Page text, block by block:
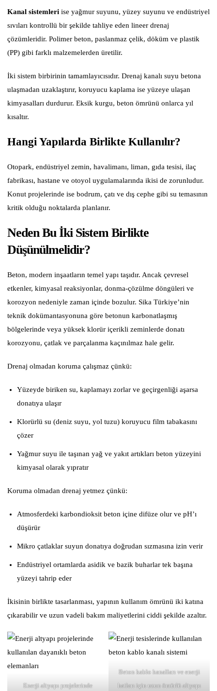
Kanal sistemleri ise yağmur suyunu, yüzey suyunu ve endüstriyel
sıvıları kontrollü bir şekilde tahliye eden lineer drenaj
çözümleridir. Polimer beton, paslanmaz çelik, döküm ve plastik
(PP) gibi farklı malzemelerden üretilir.
İki sistem birbirinin tamamlayıcısıdır. Drenaj kanalı suyu betona
ulaşmadan uzaklaştırır, koruyucu kaplama ise yüzeye ulaşan
kimyasalları durdurur. Eksik kurgu, beton ömrünü onlarca yıl
kısaltır.
Hangi Yapılarda Birlikte Kullanılır?
Otopark, endüstriyel zemin, havalimanı, liman, gıda tesisi, ilaç
fabrikası, hastane ve otoyol uygulamalarında ikisi de zorunludur.
Konut projelerinde ise bodrum, çatı ve dış cephe gibi su temasının
kritik olduğu noktalarda planlanır.
Neden Bu İki Sistem Birlikte
Düşünülmelidir?
Beton, modern inşaatların temel yapı taşıdır. Ancak çevresel
etkenler, kimyasal reaksiyonlar, donma-çözülme döngüleri ve
korozyon nedeniyle zaman içinde bozulur. Sika Türkiye’nin
teknik dokümantasyonuna göre betonun karbonatlaşmış
bölgelerinde veya yüksek klorür içerikli zeminlerde donatı
korozyonu, çatlak ve parçalanma kaçınılmaz hale gelir.
Drenaj olmadan koruma çalışmaz çünkü:
Yüzeyde biriken su, kaplamayı zorlar ve geçirgenliği aşarsa
donatıya ulaşır
Klorürlü su (deniz suyu, yol tuzu) koruyucu film tabakasını
çözer
Yağmur suyu ile taşınan yağ ve yakıt artıkları beton yüzeyini
kimyasal olarak yıpratır
Koruma olmadan drenaj yetmez çünkü:
Atmosferdeki karbondioksit beton içine difüze olur ve pH’ı
düşürür
Mikro çatlaklar suyun donatıya doğrudan sızmasına izin verir
Endüstriyel ortamlarda asidik ve bazik buharlar tek başına
yüzeyi tahrip eder
İkisinin birlikte tasarlanması, yapının kullanım ömrünü iki katına
çıkarabilir ve uzun vadeli bakım maliyetlerini ciddi şekilde azaltır.
Enerji altyapı projelerinde
Beton kablo kanalları ve enerji
hatları için uzun ömürlü altyapı